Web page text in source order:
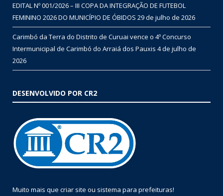
EDITAL Nº 001/2026 – III COPA DA INTEGRAÇÃO DE FUTEBOL
FEMININO 2026 DO MUNICÍPIO DE ÓBIDOS 29 de julho de 2026
Carimbó da Terra do Distrito de Curuai vence o 4º Concurso
Intermunicipal de Carimbó do Arraiá dos Pauxis 4 de julho de
2026
DESENVOLVIDO POR CR2
Muito mais que criar site ou sistema para prefeituras!